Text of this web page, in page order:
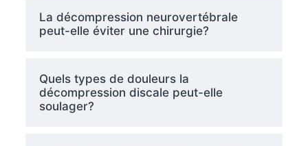
La décompression neurovertébrale
peut-elle éviter une chirurgie?
Quels types de douleurs la
décompression discale peut-elle
soulager?